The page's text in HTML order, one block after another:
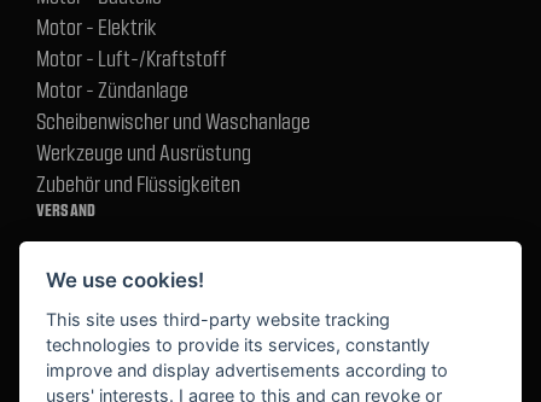
Motor - Elektrik
Motor - Luft-/Kraftstoff
Motor - Zündanlage
Scheibenwischer und Waschanlage
Werkzeuge und Ausrüstung
Zubehör und Flüssigkeiten
VERSAND
We use cookies!
This site uses third-party website tracking
technologies to provide its services, constantly
improve and display advertisements according to
users' interests. I agree to this and can revoke or